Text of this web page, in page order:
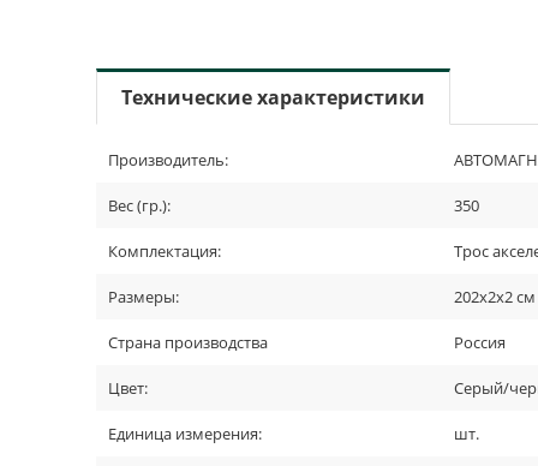
Технические характеристики
Производитель:
Вес (гр.): 350
Комплектация: Трос
Размеры: 202х2х2 см
Страна производства Россия
Цвет: Серый/
Единица измерения: шт.